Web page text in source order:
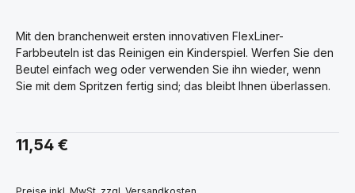
Mit den branchenweit ersten innovativen FlexLiner-
Farbbeuteln ist das Reinigen ein Kinderspiel. Werfen Sie den
Beutel einfach weg oder verwenden Sie ihn wieder, wenn
Sie mit dem Spritzen fertig sind; das bleibt Ihnen überlassen.
Regulärer Preis:
11,54 €